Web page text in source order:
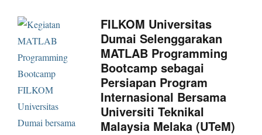
FILKOM Universitas
Dumai Selenggarakan
MATLAB Programming
Bootcamp sebagai
Persiapan Program
Internasional Bersama
Universiti Teknikal
Malaysia Melaka (UTeM)